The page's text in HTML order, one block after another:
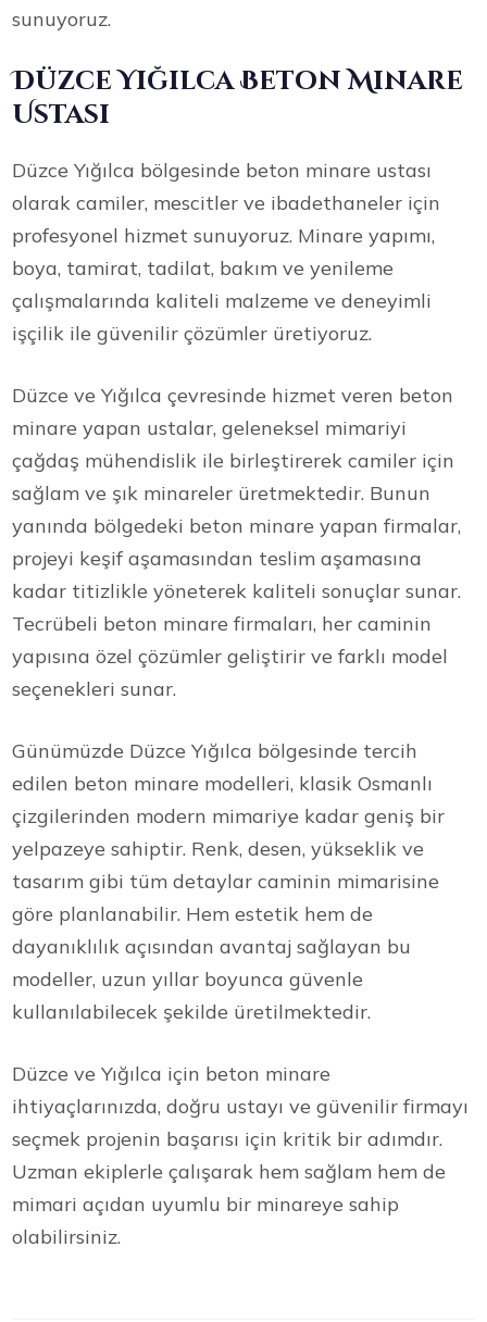
sunuyoruz.
Düzce Yığılca Beton Minare
Ustası
Düzce Yığılca bölgesinde beton minare ustası
olarak camiler, mescitler ve ibadethaneler için
profesyonel hizmet sunuyoruz. Minare yapımı,
boya, tamirat, tadilat, bakım ve yenileme
çalışmalarında kaliteli malzeme ve deneyimli
işçilik ile güvenilir çözümler üretiyoruz.
Düzce ve Yığılca çevresinde hizmet veren beton
minare yapan ustalar, geleneksel mimariyi
çağdaş mühendislik ile birleştirerek camiler için
sağlam ve şık minareler üretmektedir. Bunun
yanında bölgedeki beton minare yapan firmalar,
projeyi keşif aşamasından teslim aşamasına
kadar titizlikle yöneterek kaliteli sonuçlar sunar.
Tecrübeli beton minare firmaları, her caminin
yapısına özel çözümler geliştirir ve farklı model
seçenekleri sunar.
Günümüzde Düzce Yığılca bölgesinde tercih
edilen beton minare modelleri, klasik Osmanlı
çizgilerinden modern mimariye kadar geniş bir
yelpazeye sahiptir. Renk, desen, yükseklik ve
tasarım gibi tüm detaylar caminin mimarisine
göre planlanabilir. Hem estetik hem de
dayanıklılık açısından avantaj sağlayan bu
modeller, uzun yıllar boyunca güvenle
kullanılabilecek şekilde üretilmektedir.
Düzce ve Yığılca için beton minare
ihtiyaçlarınızda, doğru ustayı ve güvenilir firmayı
seçmek projenin başarısı için kritik bir adımdır.
Uzman ekiplerle çalışarak hem sağlam hem de
mimari açıdan uyumlu bir minareye sahip
olabilirsiniz.